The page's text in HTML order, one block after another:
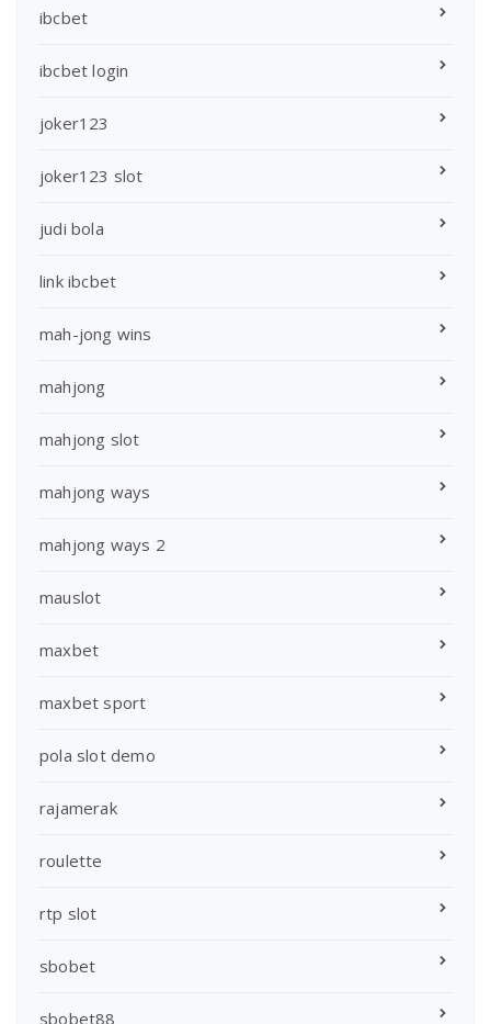
ibcbet
ibcbet login
joker123
joker123 slot
judi bola
link ibcbet
mah-jong wins
mahjong
mahjong slot
mahjong ways
mahjong ways 2
mauslot
maxbet
maxbet sport
pola slot demo
rajamerak
roulette
rtp slot
sbobet
sbobet88